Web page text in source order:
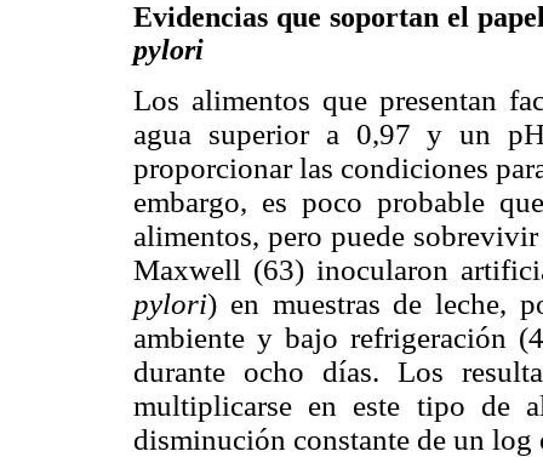
Evidencias que soportan el
pylori
Los alimentos que presentan
agua superior a 0,97 y un
proporcionar las condiciones
embargo, es poco probable
alimentos, pero puede
Maxwell (63) inocularon
pylori) en muestras de leche,
ambiente y bajo refrigeración
durante ocho días. Los
multiplicarse en este tipo de
disminución constante de un log